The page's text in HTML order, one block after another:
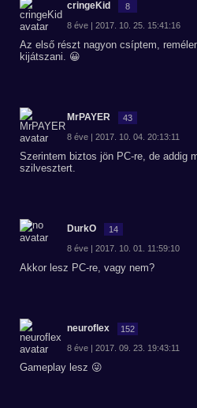
cringeKid 8
8 éve | 2017. 10. 25. 15:41:16
Az első részt nagyon csíptem,
kijátszani. 😀
MrPAYER 43
8 éve | 2017. 10. 04. 20:13:11
Szerintem biztos jön PC-re, de addig
szilvesztert.
DurkO 14
8 éve | 2017. 10. 01. 11:59:10
Akkor lesz PC-re, vagy nem?
neuroflex 152
8 éve | 2017. 09. 23. 19:43:11
Gameplay lesz 😜